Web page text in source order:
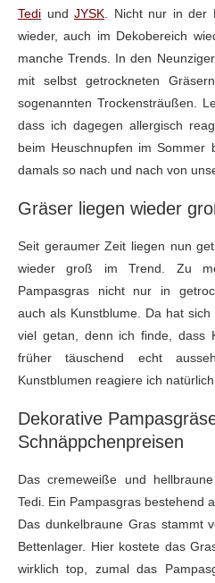
Tedi und JYSK. Nicht nur in der
wieder, auch im Dekobereich
manche Trends. In den
mit selbst getrockneten
sogenannten Trockensträußen.
dass ich dagegen allergisch
beim Heuschnupfen im Sommer
damals so nach und nach von
Gräser liegen wieder
Seit geraumer Zeit liegen nun
wieder groß im Trend. Zu
Pampasgras nicht nur in
auch als Kunstblume. Da hat
viel getan, denn ich finde, dass
früher täuschend echt
Kunstblumen reagiere ich
Dekorative
Schnäppchenpreisen
Das cremeweiße und
Tedi. Ein Pampasgras bestehend
Das dunkelbraune Gras stammt
Bettenlager. Hier kostete das
wirklich top, zumal das